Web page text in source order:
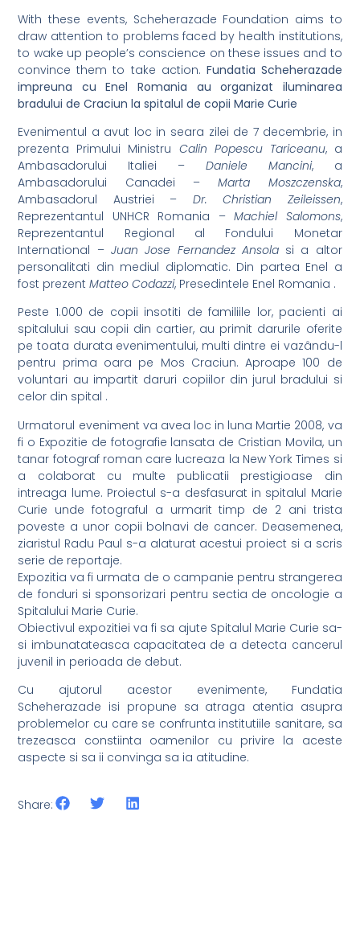
With these events, Scheherazade Foundation aims to
draw attention to problems faced by health institutions,
to wake up people’s conscience on these issues and to
convince them to take action. Fundatia Scheherazade
impreuna cu Enel Romania au organizat iluminarea
bradului de Craciun la spitalul de copii Marie Curie
Evenimentul a avut loc in seara zilei de 7 decembrie, in
prezenta Primului Ministru Calin Popescu Tariceanu, a
Ambasadorului Italiei – Daniele Mancini, a
Ambasadorului Canadei –Marta Moszczenska,
Ambasadorul Austriei – Dr. Christian Zeileissen,
Reprezentantul UNHCR Romania –Machiel Salomons,
Reprezentantul Regional al Fondului Monetar
International –Juan Jose Fernandez Ansolasi a altor
personalitati din mediul diplomatic. Din partea Enel a
fost prezentMatteo Codazzi, Presedintele Enel Romania .
Peste 1.000 de copii insotiti de familiile lor, pacienti ai
spitalului sau copii din cartier, au primit darurile oferite
pe toata durata evenimentului, multi dintre ei vazându-l
pentru prima oara pe Mos Craciun. Aproape 100 de
voluntari au impartit daruri copiilor din jurul bradului si
celor din spital .
Urmatorul eveniment va avea loc in luna Martie 2008, va
fi o Expozitie de fotografie lansata de Cristian Movila, un
tanar fotograf roman care lucreaza la New York Times si
a colaborat cu multe publicatii prestigioase din
intreaga lume. Proiectul s-a desfasurat in spitalul Marie
Curie unde fotograful a urmarit timp de 2 ani trista
poveste a unor copii bolnavi de cancer. Deasemenea,
ziaristul Radu Paul s-a alaturat acestui proiect si a scris
serie de reportaje.
Expozitia va fi urmata de o campanie pentru strangerea
de fonduri si sponsorizari pentru sectia de oncologie a
Spitalului Marie Curie.
Obiectivul expozitiei va fi sa ajute Spitalul Marie Curie sa-
si imbunatateasca capacitatea de a detecta cancerul
juvenil in perioada de debut.
Cu ajutorul acestor evenimente, Fundatia
Scheherazade isi propune sa atraga atentia asupra
problemelor cu care se confrunta institutiile sanitare, sa
trezeasca constiinta oamenilor cu privire la aceste
aspecte si sa ii convinga sa ia atitudine.
Share: